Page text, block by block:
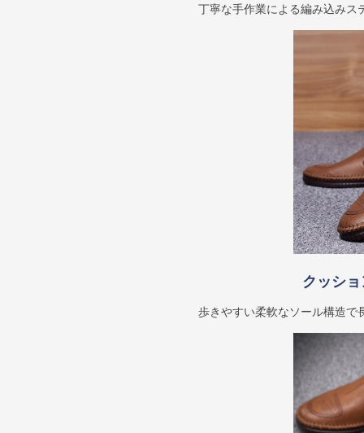
丁寧な手作業による編み込みス
クッシ
歩きやすい柔軟なソール構造で